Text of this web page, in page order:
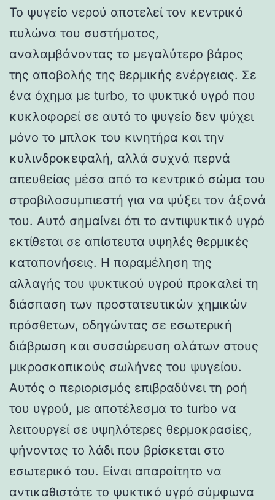
Το ψυγείο νερού αποτελεί τον κεντρικό
πυλώνα του συστήματος,
αναλαμβάνοντας το μεγαλύτερο βάρος
της αποβολής της θερμικής ενέργειας. Σε
ένα όχημα με turbo, το ψυκτικό υγρό που
κυκλοφορεί σε αυτό το ψυγείο δεν ψύχει
μόνο το μπλοκ του κινητήρα και την
κυλινδροκεφαλή, αλλά συχνά περνά
απευθείας μέσα από το κεντρικό σώμα του
στροβιλοσυμπιεστή για να ψύξει τον άξονά
του. Αυτό σημαίνει ότι το αντιψυκτικό υγρό
εκτίθεται σε απίστευτα υψηλές θερμικές
καταπονήσεις. Η παραμέληση της
αλλαγής του ψυκτικού υγρού προκαλεί τη
διάσπαση των προστατευτικών χημικών
πρόσθετων, οδηγώντας σε εσωτερική
διάβρωση και συσσώρευση αλάτων στους
μικροσκοπικούς σωλήνες του ψυγείου.
Αυτός ο περιορισμός επιβραδύνει τη ροή
του υγρού, με αποτέλεσμα το turbo να
λειτουργεί σε υψηλότερες θερμοκρασίες,
ψήνοντας το λάδι που βρίσκεται στο
εσωτερικό του. Είναι απαραίτητο να
αντικαθιστάτε το ψυκτικό υγρό σύμφωνα